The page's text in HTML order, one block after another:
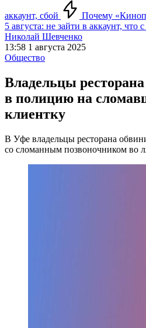
аккаунт, сбой
Почему
5 августа: не зайти в аккаунт, что
Николай Шевченко
13:58 1 августа 2025
Общество
Владельцы
в полицию на
клиентку
В Уфе владельцы ресторана
со сломанным позвоночником во